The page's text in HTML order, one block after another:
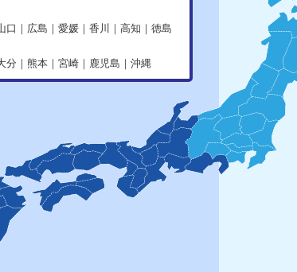
口｜広島｜愛媛｜香川｜高知｜徳島
分｜熊本｜宮崎｜鹿児島｜沖縄